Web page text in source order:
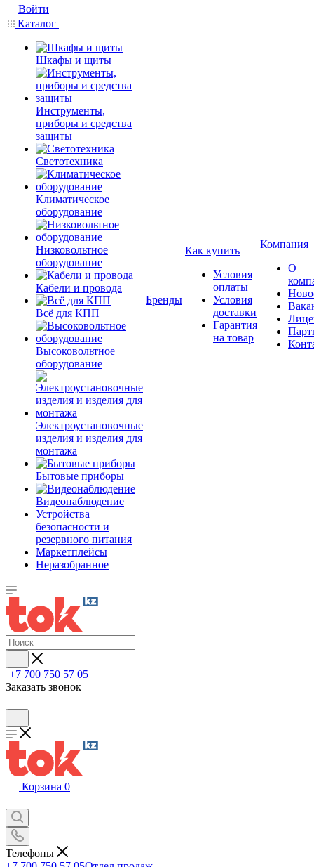
Войти
Каталог
Шкафы и щиты
Инструменты,
приборы и средства
защиты
Светотехника
Климатическое
оборудование
Низковольтное
оборудование
Кабели и провода
Всё для КПП
Высоковольтное
оборудование
Электроустановочные
изделия и изделия для
монтажа
Бытовые приборы
Видеонаблюдение
Устройства
безопасности и
резервного питания
Маркетплейсы
Неразобранное
Бренды
Как купить
Условия
оплаты
Условия
доставки
Гарантия
на товар
Компания
О
+7 700 750 57 05
Заказать звонок
Корзина 0
Телефоны